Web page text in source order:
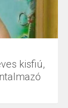
kisfiú,